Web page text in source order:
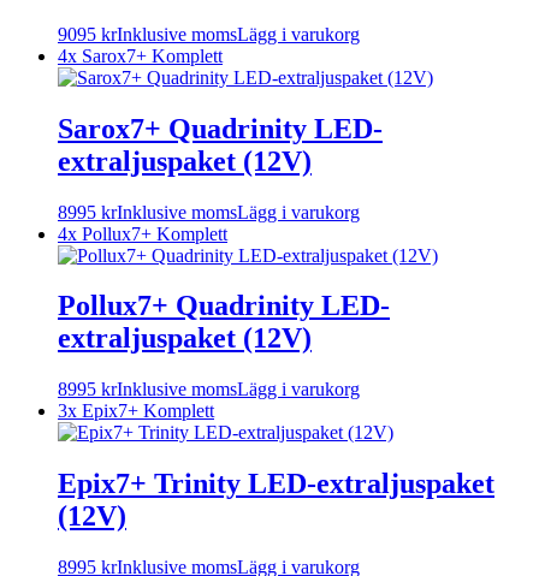
9095 krInklusive momsLägg i varukorg
4x Sarox7+ Komplett
Sarox7+ Quadrinity LED-
extraljuspaket (12V)
8995 krInklusive momsLägg i varukorg
4x Pollux7+ Komplett
Pollux7+ Quadrinity LED-
extraljuspaket (12V)
8995 krInklusive momsLägg i varukorg
3x Epix7+ Komplett
Epix7+ Trinity LED-extraljuspaket
(12V)
8995 krInklusive momsLägg i varukorg